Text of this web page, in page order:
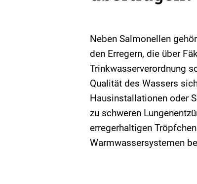
Neben Salmonellen
den Erregern, die über
Trinkwasserverordnung
Qualität des Wassers
Hausinstallationen oder
zu schweren
erregerhaltigen
Warmwassersystemen